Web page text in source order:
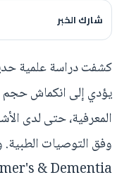
شارك الخبر
كشفت دراسة علمية
يؤدي إلى انكماش حجم
المعرفية، حتى لدى
وفق التوصيات